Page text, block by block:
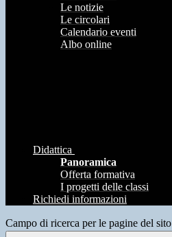
Le notizie
Le circolari
Calendario eventi
Albo online
Didattica
Panoramica
Offerta formativa
I progetti delle classi
Richiedi informazioni
Campo di ricerca per le pagine del sito